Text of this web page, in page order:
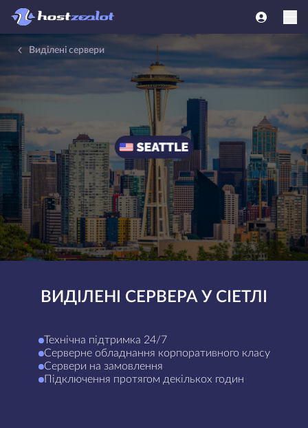
Виділені сервери
ВИДІЛЕНІ СЕРВЕРА У СІЕТЛІ
Технічна підтримка 24/7
Серверне обладнання корпоративного класу
Сервери на замовлення
Підключення протягом декількох годин